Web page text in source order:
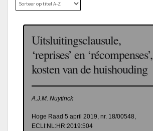
Uitsluitingsclausule,
‘reprises’ en ‘récompenses’,
kosten van de huishouding
A.J.M. Nuytinck
Hoge Raad 5 april 2019, nr. 18/00548,
ECLI:NL:HR:2019:504